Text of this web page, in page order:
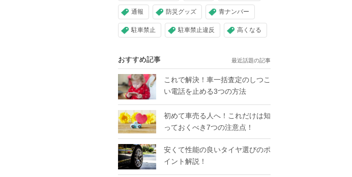
通報 防災グッズ 青ナンバー
駐車禁止 駐車禁止違反 高くなる
おすすめ記事 最近話題の記事
これで解決！車一括査定のしつこ
い電話を止める3つの方法
初めて車売る人へ！これだけは知
っておくべき7つの注意点！
安くて性能の良いタイヤ選びのポ
イント解説！